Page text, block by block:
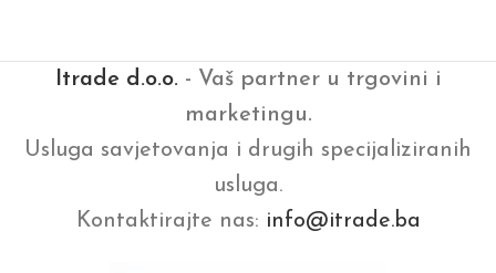
Itrade d.o.o.- Vaš partner u trgovini i
marketingu.
Usluga savjetovanja i drugih specijaliziranih
usluga.
Kontaktirajte nas: info@itrade.ba